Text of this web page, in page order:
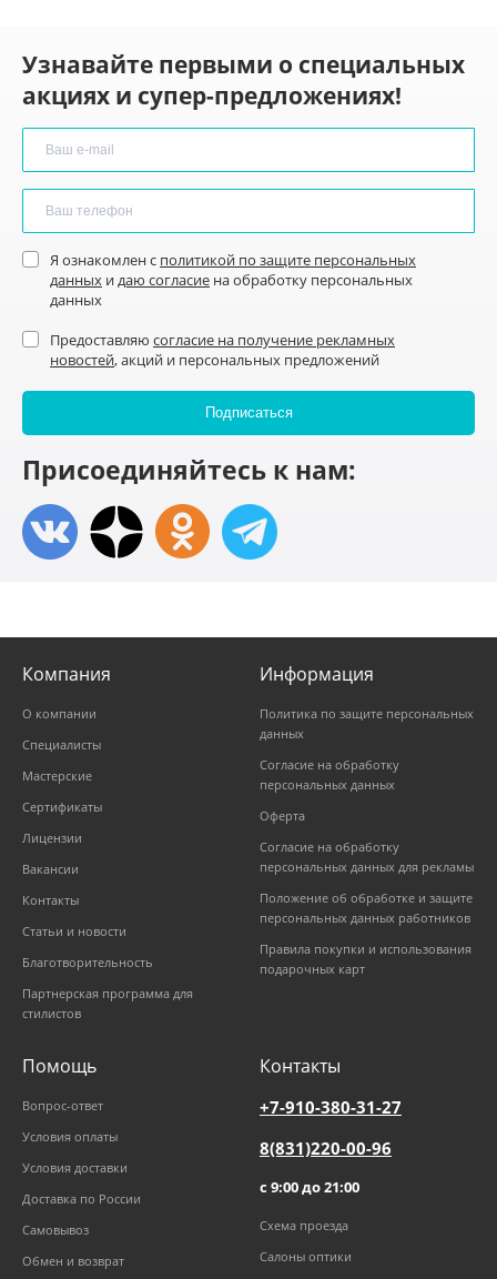
Узнавайте первыми о специальных
акциях и супер-предложениях!
Я ознакомлен с политикой по защите персональных
данных идаю согласие на обработку персональных
данных
Предоставляю согласие на получение рекламных
новостей, акций и персональных предложений
Присоединяйтесь к нам:
Компания
О компании
Специалисты
Мастерские
Сертификаты
Лицензии
Вакансии
Контакты
Статьи и новости
Благотворительность
Партнерская программа для
стилистов
Информация
Политика по защите персональных
данных
Согласие на обработку
персональных данных
Оферта
Согласие на обработку
персональных данных для рекламы
Положение об обработке и защите
персональных данных работников
Правила покупки и использования
подарочных карт
Помощь
Вопрос-ответ
Условия оплаты
Условия доставки
Доставка по России
Самовывоз
Обмен и возврат
Контакты
+7-910-380-31-27
8(831)220-00-96
с 9:00 до 21:00
Схема проезда
Салоны оптики